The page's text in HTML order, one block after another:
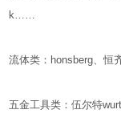
k……
流体类：honsberg、恒
五金工具类：伍尔特